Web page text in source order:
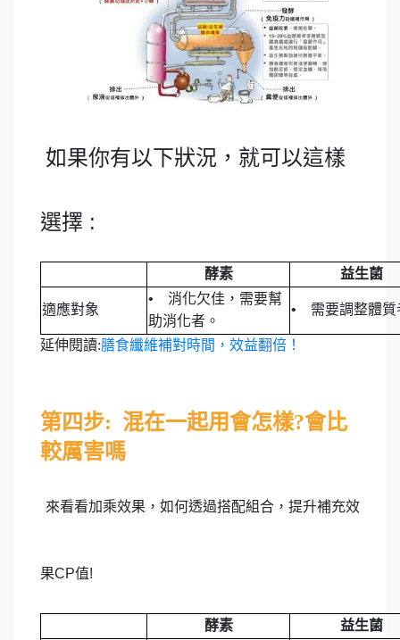
如果你有以下狀況，就可以這樣
選擇 :
酵素 益生菌
適應對象
• 消化欠佳，需要幫
助消化者。
• 需要調整體質
延伸閱讀:膳食纖維補對時間，效益翻倍！
第四步: 混在一起用會怎樣?會比
較厲害嗎
來看看加乘效果，如何透過搭配組合，提升補充效
果CP值!
酵素 益生菌